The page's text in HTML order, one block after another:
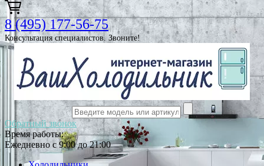
8 (495) 177-56-75
Консультация специалистов. Звоните!
Обратный звонок
Время работы:
Ежедневно с 9:00 до 21:00